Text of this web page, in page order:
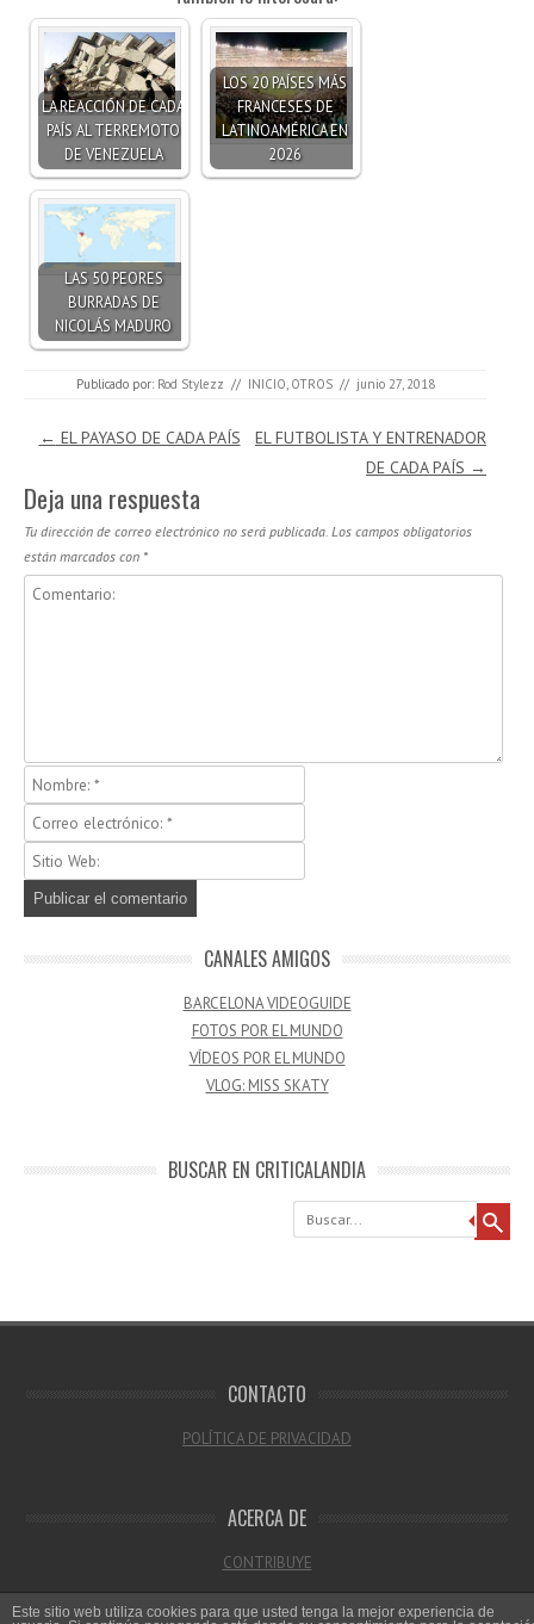
LA REACCIÓN DE CADA
PAÍS AL TERREMOTO
DE VENEZUELA
LOS 20 PAÍSES MÁS
FRANCESES DE
LATINOAMÉRICA EN
2026
LAS 50 PEORES
BURRADAS DE
NICOLÁS MADURO
Publicado por: Rod Stylezz // INICIO OTROS // junio 27, 2018
Navegación de entradas
← EL PAYASO DE CADA PAÍS
EL FUTBOLISTA Y ENTRENADOR
DE CADA PAÍS →
Deja una respuesta
Tu dirección de correo electrónico no será publicada. Los campos obligatorios
están marcados con *
CANALES AMIGOS
BARCELONA VIDEOGUIDE
FOTOS POR EL MUNDO
VÍDEOS POR EL MUNDO
VLOG: MISS SKATY
BUSCAR EN CRITICALANDIA
Buscar
CONTACTO
POLÍTICA DE PRIVACIDAD
ACERCA DE
CONTRIBUYE
Este sitio web utiliza cookies para que usted tenga la mejor experiencia de